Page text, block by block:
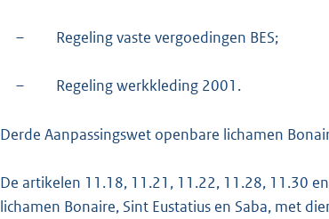
– Regeling vaste vergoedingen BES;
– Regeling werkkleding 2001.
Derde Aanpassingswet openbare lichamen
De artikelen 11.18, 11.21, 11.22, 11.28, 11.30
lichamen Bonaire, Sint Eustatius en Saba, met